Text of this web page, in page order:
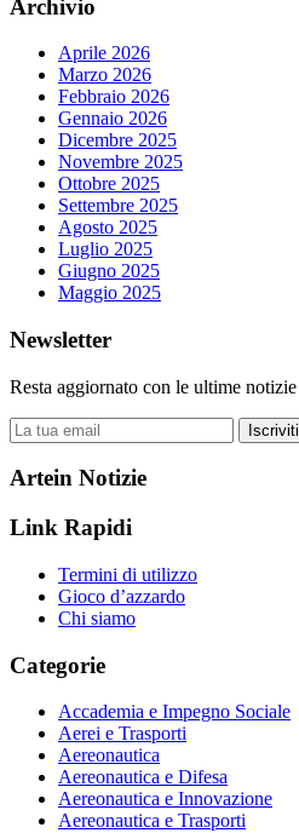
Archivio
Aprile 2026
Marzo 2026
Febbraio 2026
Gennaio 2026
Dicembre 2025
Novembre 2025
Ottobre 2025
Settembre 2025
Agosto 2025
Luglio 2025
Giugno 2025
Maggio 2025
Newsletter
Resta aggiornato con le ultime notizie
Iscriviti
Artein Notizie
Link Rapidi
Termini di utilizzo
Gioco d’azzardo
Chi siamo
Categorie
Accademia e Impegno Sociale
Aerei e Trasporti
Aereonautica
Aereonautica e Difesa
Aereonautica e Innovazione
Aereonautica e Trasporti